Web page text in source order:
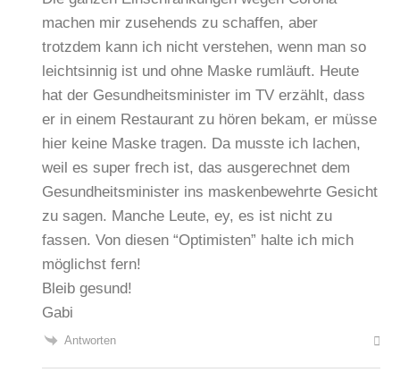
machen mir zusehends zu schaffen, aber
trotzdem kann ich nicht verstehen, wenn man so
leichtsinnig ist und ohne Maske rumläuft. Heute
hat der Gesundheitsminister im TV erzählt, dass
er in einem Restaurant zu hören bekam, er müsse
hier keine Maske tragen. Da musste ich lachen,
weil es super frech ist, das ausgerechnet dem
Gesundheitsminister ins maskenbewehrte Gesicht
zu sagen. Manche Leute, ey, es ist nicht zu
fassen. Von diesen “Optimisten” halte ich mich
möglichst fern!
Bleib gesund!
Gabi
Antworten